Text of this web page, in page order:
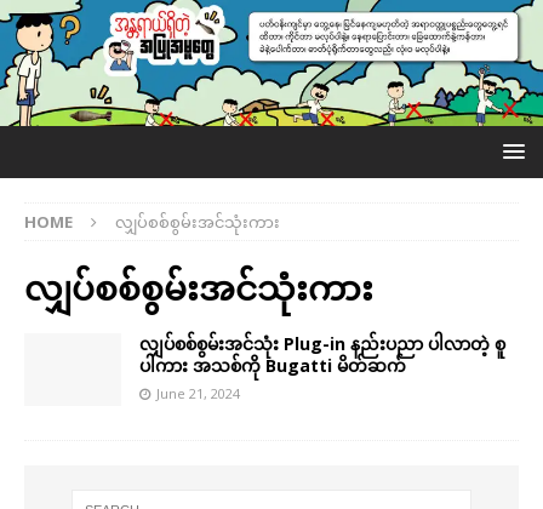
HOME လျှပ်စစ်စွမ်းအင်သုံးကား
လျှပ်စစ်စွမ်းအင်သုံးကား
လျှပ်စစ်စွမ်းအင်သုံး Plug-in နည်းပညာ ပါလာတဲ့ စူ
ပါကား အသစ်ကို Bugatti မိတ်ဆက်
June 21, 2024